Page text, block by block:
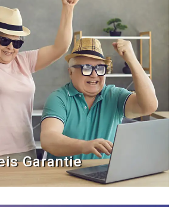
Garantie